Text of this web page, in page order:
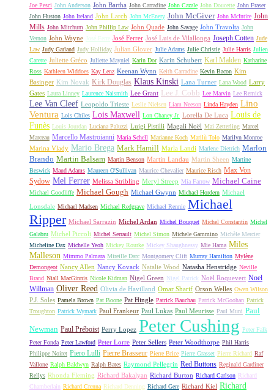
Joe Pesci John Anderson John Bartha John Carradine John Cazale John Doucette John Fraser
John Huston John Ireland John Larch John McEnery John McGiver John McIntire John
Mills John Mitchum John Phillip Law John Quade John Savage John Travolta John
Vernon John Wayne José Ferre José Ferrer José Luis de Vilallonga Joseph Cotten Jude
Law Judy Garland Judy Holliday Julian Glover Julie Adams Julie Christie Julie Harris Julien
Carette Juliette Gréco Juliette Mayniel Karin Dor Karin Schubert Karl Malden Katharine
Ross Kathleen Widdoes Kay Lenz Keenan Wynn Keith Carradine Kevin Bacon Kim
Basinger Kim Novak Kirk Douglas Klaus Kinski Lana Turner Lana Wood Larry
Gates Laura Linney Laurence Naismith Lee Grant Lee J. Cobb Lee Marvin Lee Remick
Lee Van Cleef Leopoldo Trieste Leslie Nielsen Liam Neeson Linda Hayden Lino
Ventura Lois Chiles Lois Maxwell Lon Chaney Jr. Lorella De Luca Louis de
Funès Louis Jourdan Luciana Paluzzi Luigi Pistilli Magali Noël Mai Zetterling Marcel
Marceau Marcello Mastroianni Maria Schell Marianne Koch Marilù Tolo Marilyn Monroe
Marina Vlady Mario Brega Mark Hamill Marla Landi Marlene Dietrich Marlon
Brando Martin Balsam Martin Benson Martin Landau Martin Sheen Martine
Beswick Maud Adams Maureen O'Sullivan Maurice Chevalier Maurice Risch Max Von
Sydow Mel Ferrer Melissa Stribling Meryl Streep Mia Farrow Michael Caine
Michael Goodliffe Michael Gough Michael Gwynn Michael Hordern Michael
Lonsdale Michael Madsen Michael Redgrave Michael Rennie Michael
Ripper Michael Sarrazin Michel Ardan Michel Bouquet Michel Constantin Michel
Galabru Michel Piccoli Michel Serrault Michel Simon Michele Gammino Michèle Mercier
Micheline Dax Michelle Yeoh Mickey Rourke Mickey Shaughnessy Mie Hama Miles
Malleson Mimmo Palmara Mireille Darc Montgomery Clift Murray Hamilton Mylène
Demongeot Nancy Allen Nancy Kovack Natalie Wood Natasha Henstridge Neville
Brand Niall MacGinnis Nicole Kidman Nigel Green Nigel Patrick Noël Roquevert Noel
Willman Oliver Reed Olivia de Havilland Omar Sharif Orson Welles Owen Wilson
P.J. Soles Pamela Brown Pat Boone Pat Hingle Patrick Bauchau Patrick McGoohan Patrick
Troughton Patrick Wymark Paul Frankeur Paul Lukas Paul Meurisse Paul Muni Paul
Newman Paul Préboist Perry Lopez Peter Cushing Peter Falk
Peter Fonda Peter Lawford Peter Lorre Peter Sellers Peter Woodthorpe Phil Harris
Philippe Noiret Piero Lulli Pierre Brasseur Pierre Brice Pierre Grasset Pierre Richard Raf
Vallone Ralph Baldwyn Ralph Bates Raymond Pellegrin Red Buttons Reginald Gardiner
Rellys Rhonda Fleming Richard Bakalyan Richard Burton Richard Carlson Richard
Chamberlain Richard Crenna Richard Denning Richard Gere Richard Kiel Richard